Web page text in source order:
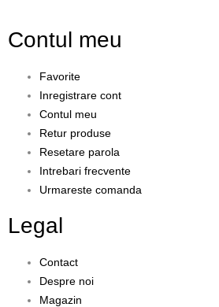
Contul meu
Favorite
Inregistrare cont
Contul meu
Retur produse
Resetare parola
Intrebari frecvente
Urmareste comanda
Legal
Contact
Despre noi
Magazin